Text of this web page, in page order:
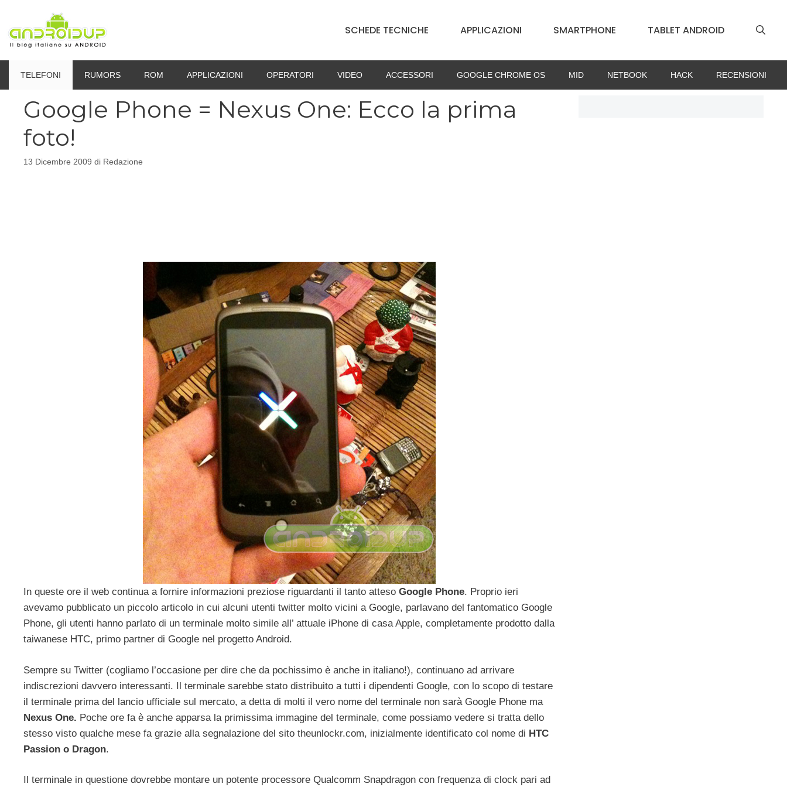
contenuto
SCHEDE TECNICHE APPLICAZIONI SMARTPHONE TABLET ANDROID
TELEFONI RUMORS ROM APPLICAZIONI OPERATORI VIDEO ACCESSORI GOOGLE CHROME OS MID NETBOOK HACK RECENSIONI
Google Phone = Nexus One: Ecco la prima
foto!
13 Dicembre 2009 di Redazione
In queste ore il web continua a fornire informazioni preziose riguardanti il tanto atteso Google Phone. Proprio ieri
avevamo pubblicato un piccolo articolo in cui alcuni utenti twitter molto vicini a Google, parlavano del fantomatico Google
Phone, gli utenti hanno parlato di un terminale molto simile all’ attuale iPhone di casa Apple, completamente prodotto dalla
taiwanese HTC, primo partner di Google nel progetto Android.
Sempre su Twitter (cogliamo l’occasione per dire che da pochissimo è anche in italiano!), continuano ad arrivare
indiscrezioni davvero interessanti. Il terminale sarebbe stato distribuito a tutti i dipendenti Google, con lo scopo di testare
il terminale prima del lancio ufficiale sul mercato, a detta di molti il vero nome del terminale non sarà Google Phone ma
Nexus One. Poche ore fa è anche apparsa la primissima immagine del terminale, come possiamo vedere si tratta dello
stesso visto qualche mese fa grazie alla segnalazione del sito theunlockr.com, inizialmente identificato col nome di HTC
Passion o Dragon.
Il terminale in questione dovrebbe montare un potente processore Qualcomm Snapdragon con frequenza di clock pari ad